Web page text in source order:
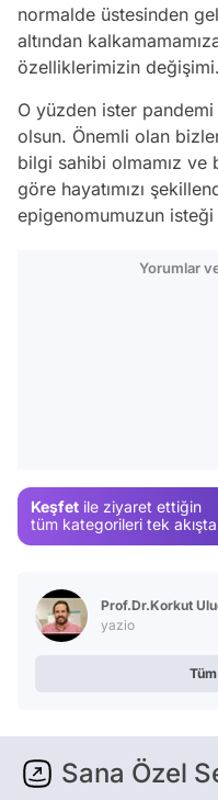
normalde üstesinden
altından
özelliklerimizin
O yüzden ister
olsun. Önemli olan
bilgi sahibi olmamız ve
göre hayatımızı
epigenomumuzun
Yorumlar
Keşfet ile ziyaret ettiğin
tüm kategorileri tek
Prof.Dr.Korkut
yazio
Sana Özel